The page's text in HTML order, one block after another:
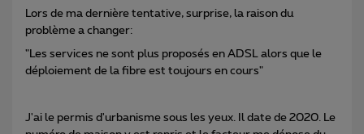
Lors de ma dernière tentative, surprise, la raison du
problème a changer:
"Les services ne sont plus proposés en ADSL alors que le
déploiement de la fibre est toujours en cours"
J'ai le permis d'urbanisme sous les yeux. Il date de 2020. Le